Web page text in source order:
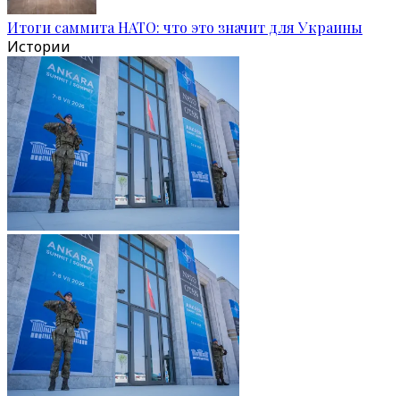
Итоги саммита НАТО: что это значит для Украины
Истории